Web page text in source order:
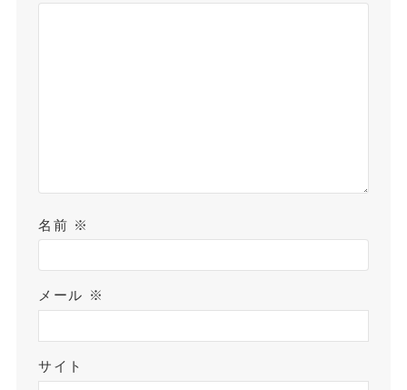
名前 ※
メール ※
サイト